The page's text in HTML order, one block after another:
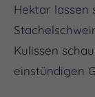
Hektar lassen
Kulissen
einstündigen